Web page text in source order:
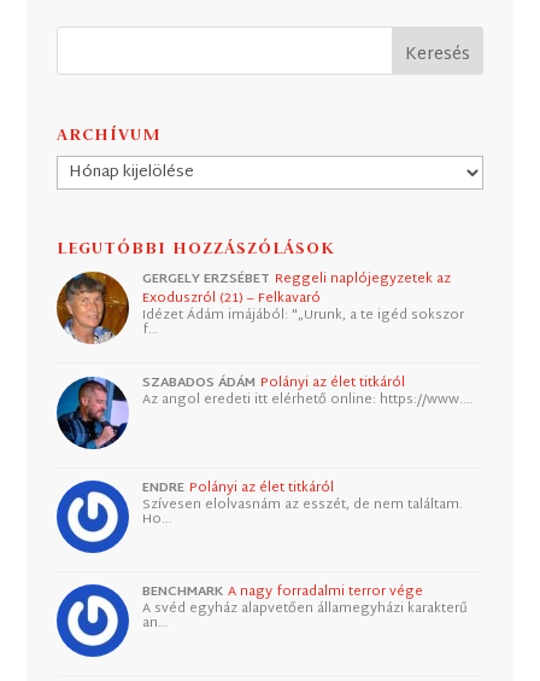
ARCHÍVUM
Archívum
LEGUTÓBBI HOZZÁSZÓLÁSOK
GERGELY ERZSÉBET Reggeli naplójegyzetek az
Exoduszról (21) – Felkavaró
Idézet Ádám imájából: "„Urunk, a te igéd sokszor
f…
SZABADOS ÁDÁM Polányi az élet titkáról
Az angol eredeti itt elérhető online: https://www.…
ENDRE Polányi az élet titkáról
Szívesen elolvasnám az esszét, de nem találtam.
Ho…
BENCHMARK A nagy forradalmi terror vége
A svéd egyház alapvetően államegyházi karakterű
an…